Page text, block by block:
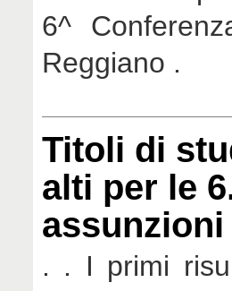
6^
Reggiano .
Titoli di
alti per le
assunzioni
. . I primi